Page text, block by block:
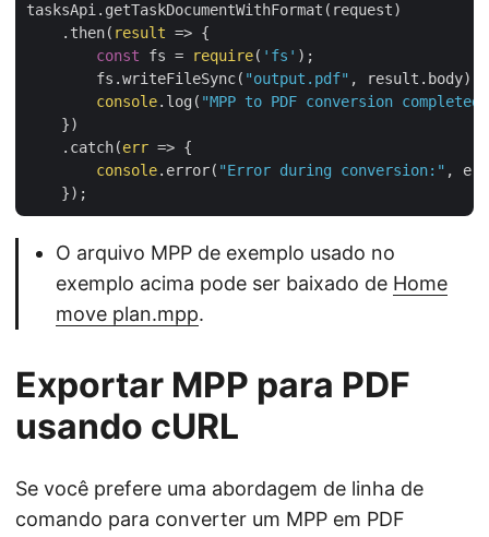
tasksApi.getTaskDocumentWithFormat(request)
    .then(
result => {
const fs = require( 'fs' );
        fs.writeFileSync(
"output.pdf" , result.body);
console.log( "MPP to PDF conversion
    })
    .catch(
err => {
console.error( "Error during conversion:" ,
O arquivo MPP de exemplo usado no
exemplo acima pode ser baixado de Home
move plan.mpp.
Exportar MPP para PDF
usando cURL
Se você prefere uma abordagem de linha de
comando para converter um MPP em PDF